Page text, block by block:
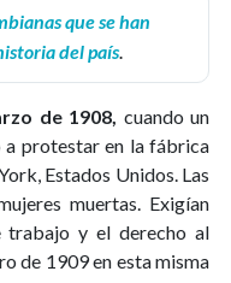
que se han
del país.
de 1908, cuando un
protestar en la fábrica
Estados Unidos. Las
muertas. Exigían
trabajo y el derecho al
de 1909 en esta misma